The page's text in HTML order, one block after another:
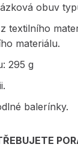
obuv
textilního
materiálu.
295 g
balerínky.